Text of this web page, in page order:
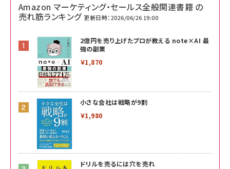
Amazon マーケティング・セールス全般関連書籍 の
売れ筋ランキング 更新日時：2026/06/26 19:00
2億円を売り上げたプロが教える note×AI 最
強の副業
￥1,870
小さな会社は戦略が9割
￥1,980
ドリルを売るには穴を売れ